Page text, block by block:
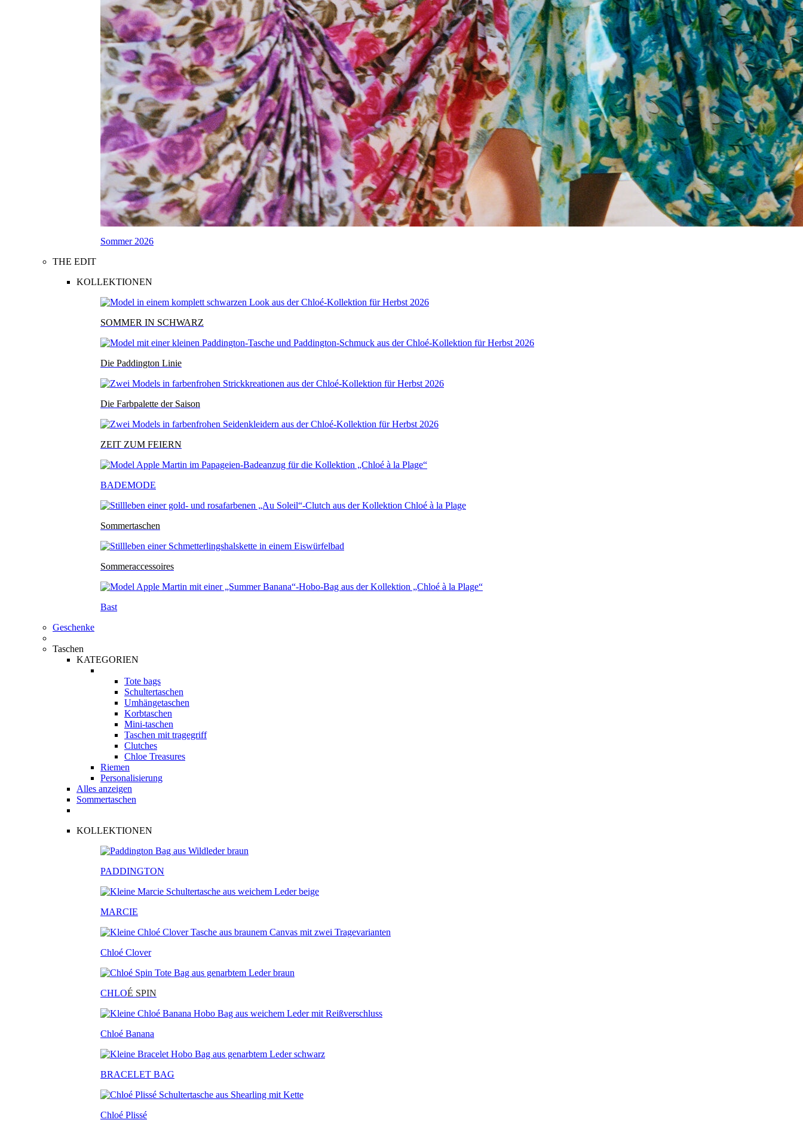
Sommer 2026
THE EDIT
KOLLEKTIONEN
SOMMER IN SCHWARZ
Die Paddington Linie
Die Farbpalette der Saison
ZEIT ZUM FEIERN
BADEMODE
Sommertaschen
Sommeraccessoires
Bast
Geschenke
Taschen
KATEGORIEN
Tote bags
Schultertaschen
Umhängetaschen
Korbtaschen
Mini-taschen
Taschen mit tragegriff
Clutches
Chloe Treasures
Riemen
Personalisierung
Alles anzeigen
Sommertaschen
KOLLEKTIONEN
PADDINGTON
MARCIE
Chloé Clover
CHLOÉ SPIN
Chloé Banana
BRACELET BAG
Chloé Plissé